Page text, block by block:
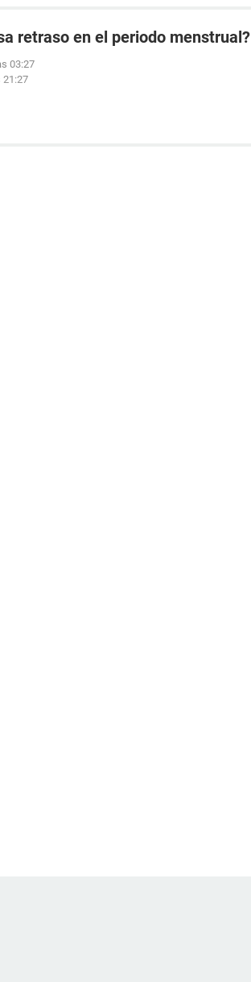
retraso en el periodo menstrual?
03:27
21:27